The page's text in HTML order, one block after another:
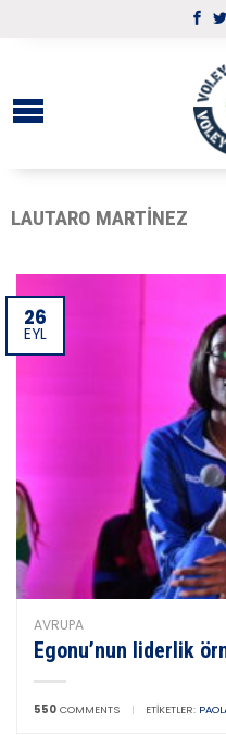
LAUTARO MARTINEZ
26
EYL
AVRUPA
Egonu’nun liderlik
550 COMMENTS | ETIKETLER: